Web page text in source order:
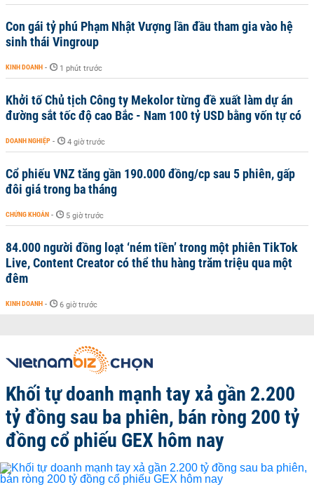
Con gái tỷ phú Phạm Nhật Vượng lần đầu tham gia vào hệ
sinh thái Vingroup
KINH DOANH - 1 phút trước
Khởi tố Chủ tịch Công ty Mekolor từng đề xuất làm dự án
đường sắt tốc độ cao Bắc - Nam 100 tỷ USD bằng vốn tự có
DOANH NGHIỆP - 4 giờ trước
Cổ phiếu VNZ tăng gần 190.000 đồng/cp sau 5 phiên, gấp
đôi giá trong ba tháng
CHỨNG KHOÁN - 5 giờ trước
84.000 người đồng loạt ‘ném tiền’ trong một phiên TikTok
Live, Content Creator có thể thu hàng trăm triệu qua một
đêm
KINH DOANH - 6 giờ trước
Khối tự doanh mạnh tay xả gần 2.200
tỷ đồng sau ba phiên, bán ròng 200 tỷ
đồng cổ phiếu GEX hôm nay